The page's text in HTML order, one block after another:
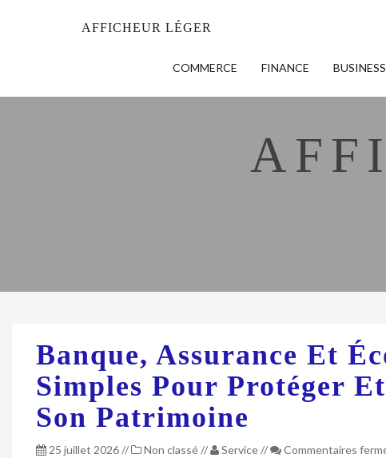
AFFICHEUR LÉGER
COMMERCE FINANCE BUSINESS
Banque, Assurance Et
Simples Pour Protéger
Son Patrimoine
25 juillet 2026// Non classé// Service// Commentaires